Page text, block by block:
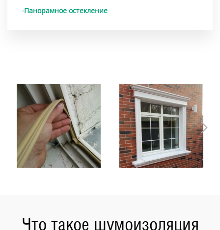
Панорамное остекление
Что такое шумоизоляция